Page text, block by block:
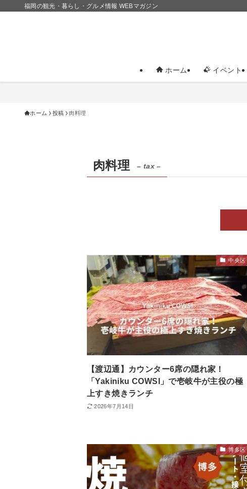
福岡の観光・暮らし・グルメ情報 WEBマガジン
ホーム イベント
ホーム 投稿 肉料理
肉料理 – tax –
中央区
【渡辺通】カウンター6席の隠れ家！
「Yakiniku COWSI」で壱岐牛が主役の極
上すき焼きランチ
2026年7月14日
博多区